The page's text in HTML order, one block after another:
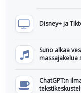
Disney+ ja
Suno alkaa
ChatGPT:n